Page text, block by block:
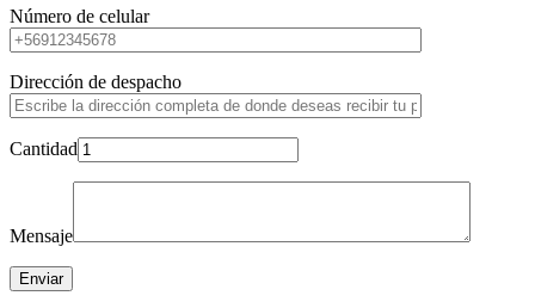
Número de celular
Dirección de despacho
Cantidad
Mensaje